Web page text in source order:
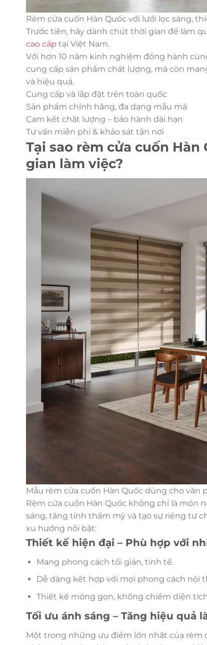
Rèm cửa cuốn Hàn Quốc với lưới lọc sáng,
Trước tiên, hãy dành chút thời gian để làm
cao cấp tại Việt Nam.
Với hơn 10 năm kinh nghiệm đồng hành
cung cấp sản phẩm chất lượng, mà còn
và hiệu quả.
Cung cấp và lắp đặt trên toàn quốc
Sản phẩm chính hãng, đa dạng mẫu mã
Cam kết chất lượng – bảo hành dài hạn
Tư vấn miễn phí & khảo sát tận nơi
Tại sao rèm cửa cuốn
gian làm việc?
Mẫu rèm cửa cuốn Hàn Quốc dùng cho văn
Rèm cửa cuốn Hàn Quốc không chỉ là món
sáng, tăng tính thẩm mỹ và tạo sự riêng tư
xu hướng nổi bật:
Thiết kế hiện đại – Phù hợp với
Mang phong cách tối giản, tinh tế.
Dễ dàng kết hợp với mọi phong cách nội
Thiết kế mỏng gọn, không chiếm diện
Tối ưu ánh sáng – Tăng hiệu quả
Một trong những ưu điểm lớn nhất của rèm